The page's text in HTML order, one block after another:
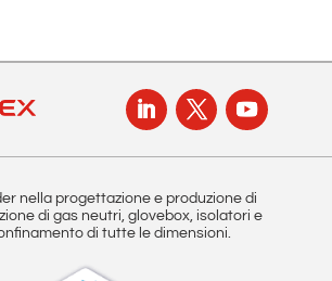
nella progettazione e produzione di
di gas neutri, glovebox, isolatori e
di tutte le dimensioni.